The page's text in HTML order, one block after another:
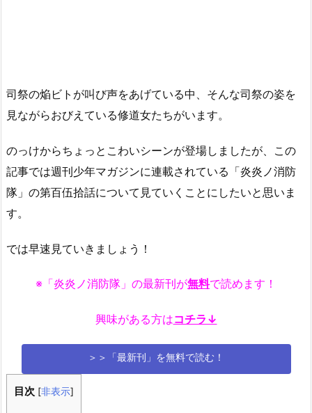
司祭の焔ビトが叫び声をあげている中、そんな司祭の姿を
見ながらおびえている修道女たちがいます。
のっけからちょっとこわいシーンが登場しましたが、この
記事では週刊少年マガジンに連載されている「炎炎ノ消防
隊」の第百伍拾話について見ていくことにしたいと思いま
す。
では早速見ていきましょう！
※「炎炎ノ消防隊」の最新刊が無料で読めます！
興味がある方はコチラ↓
＞＞「最新刊」を無料で読む！
目次 [非表示]